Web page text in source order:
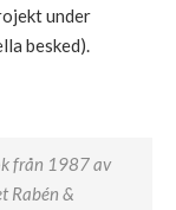
under
besked).
från 1987 av
Rabén &